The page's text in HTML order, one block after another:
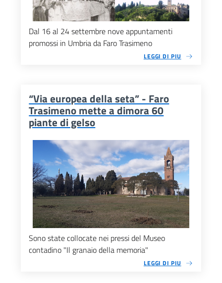
Dal 16 al 24 settembre nove appuntamenti
promossi in Umbria da Faro Trasimeno
LEGGI DI PIU
“Via europea della seta” - Faro
Trasimeno mette a dimora 60
piante di gelso
Sono state collocate nei pressi del Museo
contadino "Il granaio della memoria"
LEGGI DI PIU